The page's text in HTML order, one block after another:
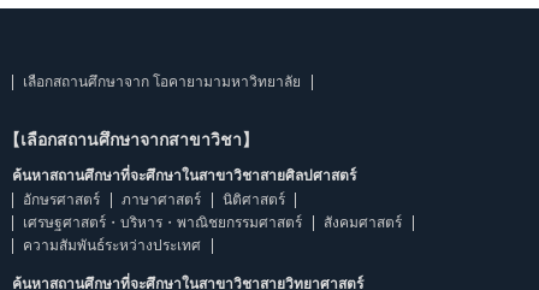
เลือกสถานศึกษาจาก โอคายามามหาวิทยาลัย
【เลือกสถานศึกษาจากสาขาวิชา】
ค้นหาสถานศึกษาที่จะศึกษาในสาขาวิชาสายศิลปศาสตร์
อักษรศาสตร์
ภาษาศาสตร์
นิติศาสตร์
เศรษฐศาสตร์・บริหาร・พาณิชยกรรมศาสตร์
สังคมศาสตร์
ความสัมพันธ์ระหว่างประเทศ
ค้นหาสถานศึกษาที่จะศึกษาในสาขาวิชาสายวิทยาศาสตร์